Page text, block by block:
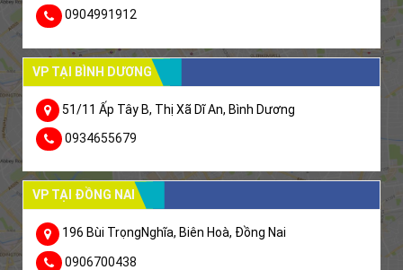
0904991912
VP TẠI BÌNH DƯƠNG
51/11 Ấp Tây B, Thị Xã Dĩ An, Bình Dương
0934655679
VP TẠI ĐỒNG NAI
196 Bùi TrọngNghĩa, Biên Hoà, Đồng Nai
0906700438